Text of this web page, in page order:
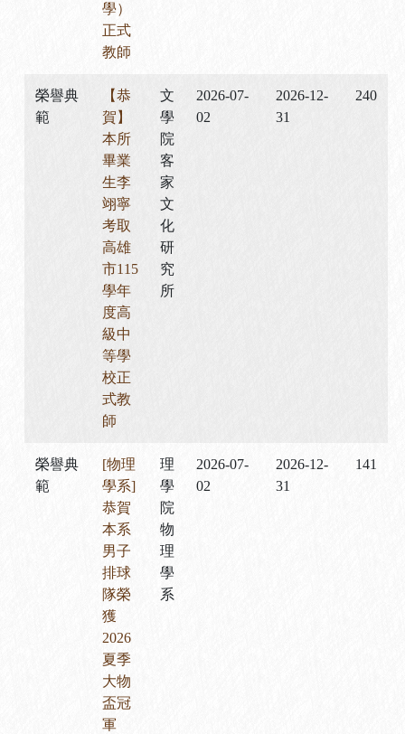
學）
正式
教師
榮譽典
範
【恭
賀】
本所
畢業
生李
翊寧
考取
高雄
市115
學年
度高
級中
等學
校正
式教
師
文
學
院
客
家
文
化
研
究
所
2026-07-
02
2026-12-
31
240
榮譽典
範
[物理
學系]
恭賀
本系
男子
排球
隊榮
獲
2026
夏季
大物
盃冠
軍
理
學
院
物
理
學
系
2026-07-
02
2026-12-
31
141